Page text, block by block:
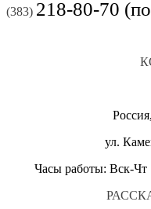
(383) 218-80-70
ул.
Часы работы: Вск-Чт